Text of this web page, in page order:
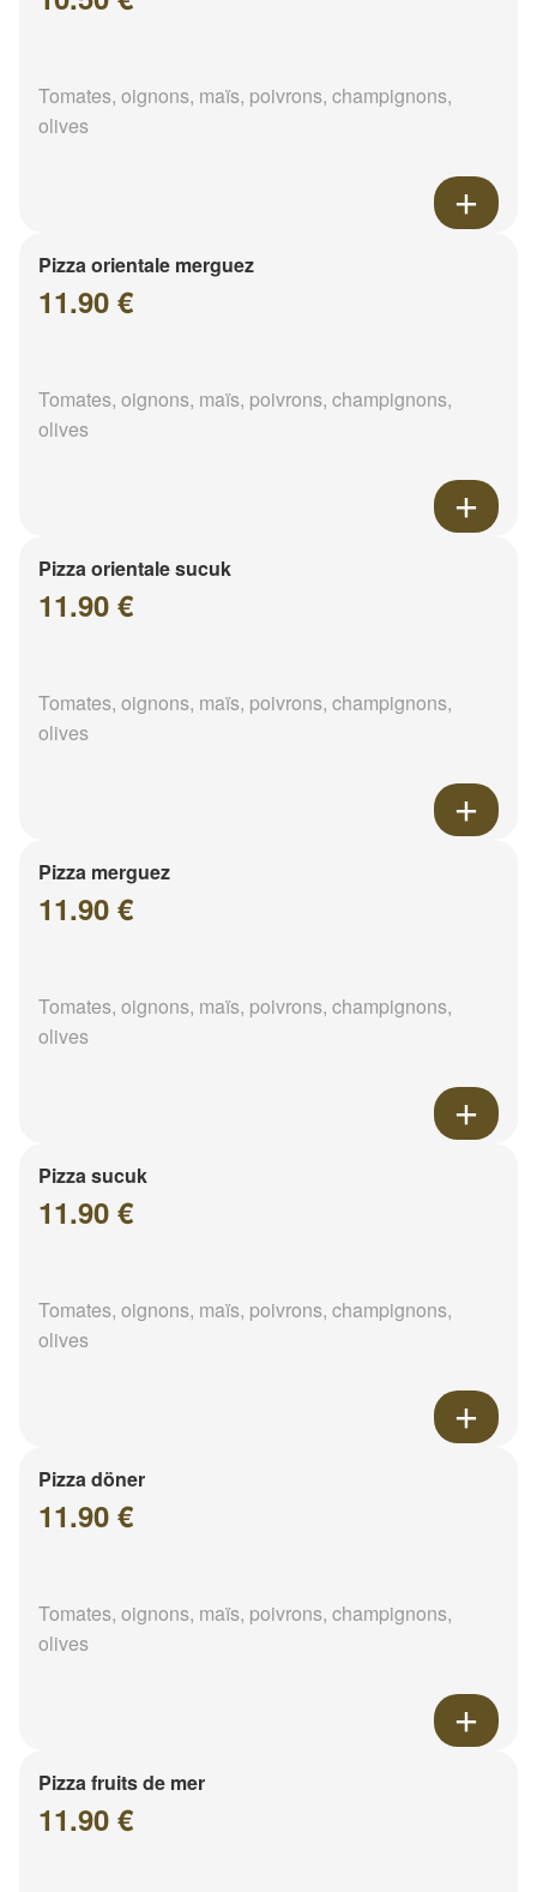
Tomates, oignons, maïs, poivrons, champignons,
olives
Pizza orientale merguez
11.90 €
Tomates, oignons, maïs, poivrons, champignons,
olives
Pizza orientale sucuk
11.90 €
Tomates, oignons, maïs, poivrons, champignons,
olives
Pizza merguez
11.90 €
Tomates, oignons, maïs, poivrons, champignons,
olives
Pizza sucuk
11.90 €
Tomates, oignons, maïs, poivrons, champignons,
olives
Pizza döner
11.90 €
Tomates, oignons, maïs, poivrons, champignons,
olives
Pizza fruits de mer
11.90 €